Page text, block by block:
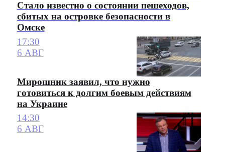
Стало известно о состоянии пешеходов,
сбитых на островке безопасности в
Омске
17:30
6 АВГ
Мирошник заявил, что нужно
готовиться к долгим боевым действиям
на Украине
14:30
6 АВГ